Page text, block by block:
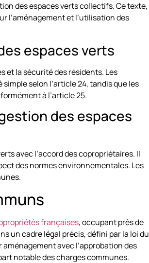
des espaces verts collectifs. Ce texte,
l’aménagement et l’utilisation des
espaces verts
et la sécurité des résidents. Les
selon l’article 24, tandis que les
à l’article 25.
des espaces
avec l’accord des copropriétaires. Il
des normes environnementales. Les
françaises, occupant près de
un cadre légal précis, défini par la loi du
aménagement avec l’approbation des
notable des charges communes.